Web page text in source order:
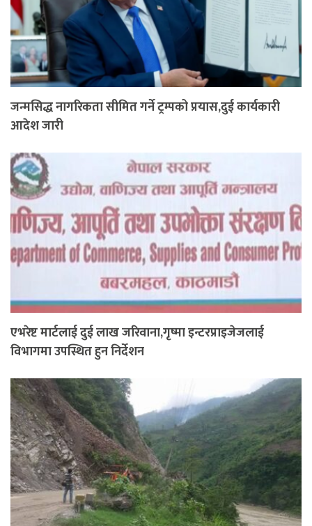
जन्मसिद्ध नागरिकता सीमित गर्ने ट्रम्पको प्रयास,दुई कार्यकारी
आदेश जारी
एभरेष्ट मार्टलाई दुई लाख जरिवाना,गृष्मा इन्टरप्राइजेजलाई
विभागमा उपस्थित हुन निर्देशन